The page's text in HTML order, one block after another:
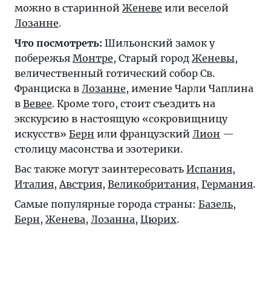
можно в старинной Женеве или веселой
Лозанне.
Что посмотреть: Шильонский замок у
побережья Монтре, Старый город Женевы,
величественный готический собор Св.
Франциска в Лозанне, имение Чарли Чаплина
в Вевее. Кроме того, стоит съездить на
экскурсию в настоящую «сокровищницу
искусств» Берн или французский Лион —
столицу масонства и эзотерики.
Вас также могут заинтересовать Испания,
Италия,Австрия, Великобритания, Германия.
Самые популярные города страны: Базель,
Берн, Женева, Лозанна, Цюрих.